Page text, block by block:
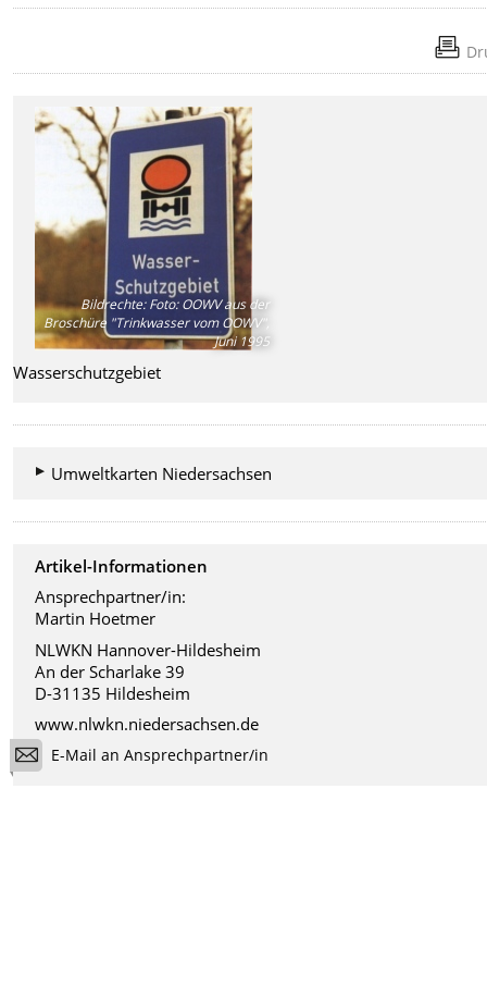
Bildrechte:Foto: OOWV aus der
Broschüre "Trinkwasser vom OOWV",
Juni 1995
Wasserschutzgebiet
Umweltkarten Niedersachsen
Artikel-Informationen
Ansprechpartner/in:
Martin Hoetmer
NLWKN Hannover-Hildesheim
An der Scharlake 39
D-31135 Hildesheim
www.nlwkn.niedersachsen.de
E-Mail an Ansprechpartner/in